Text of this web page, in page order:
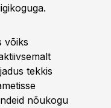
võiks
tekkis
nõukogu